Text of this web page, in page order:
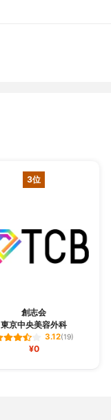
3位
創志会
東京中央美容外科
3.12(19)
¥0